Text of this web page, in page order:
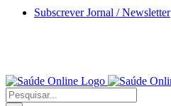
Skip
Subscrever Jornal / Newsletter
Pesquisar